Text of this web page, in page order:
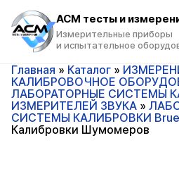
ACM тесты и
Измерительные приборы
и испытательное
Главная » Каталог »
КАЛИБРОВОЧНОЕ
ЛАБОРАТОРНЫЕ СИСТЕМЫ
ИЗМЕРИТЕЛЕЙ ЗВУКА »
СИСТЕМЫ КАЛИБРОВКИ
Калибровки Шумомеров